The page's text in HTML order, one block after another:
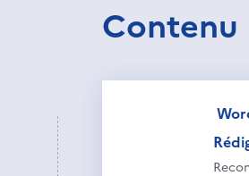
Contenu